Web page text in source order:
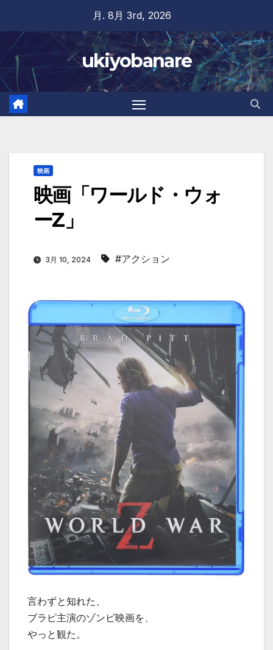
content
月. 8月 3rd, 2026
ukiyobanare
映画
映画「ワールド・ウォ
ーZ」
3月 10, 2024 #アクション
言わずと知れた、
ブラピ主演のゾンビ映画を、
やっと観た。